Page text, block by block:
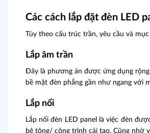
Các cách lắp đặt đèn LED
Tùy theo cấu trúc trần, yêu cầu và
Lắp âm trần
Đây là phương án được ứng dụng
bề mặt đèn phẳng gần như ngang với
Lắp nổi
Lắp nổi đèn LED panel là việc đèn
bê tông/ công trình cải tạo. Cũng nhờ